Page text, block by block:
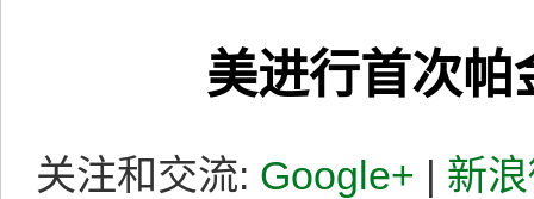
美进行首次帕
关注和交流: Google+ | 新